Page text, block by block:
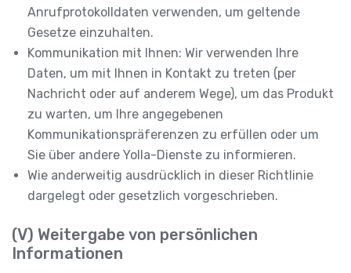
Anrufprotokolldaten verwenden, um geltende
Gesetze einzuhalten.
Kommunikation mit Ihnen: Wir verwenden Ihre
Daten, um mit Ihnen in Kontakt zu treten (per
Nachricht oder auf anderem Wege), um das Produkt
zu warten, um Ihre angegebenen
Kommunikationspräferenzen zu erfüllen oder um
Sie über andere Yolla-Dienste zu informieren.
Wie anderweitig ausdrücklich in dieser Richtlinie
dargelegt oder gesetzlich vorgeschrieben.
(V) Weitergabe von persönlichen
Informationen